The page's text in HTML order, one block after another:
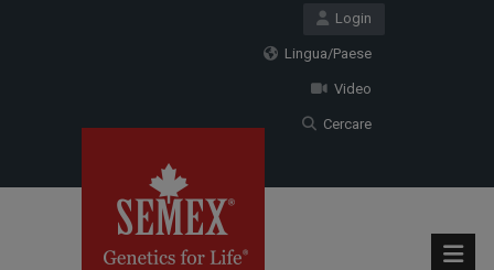
Login
Lingua/Paese
Video
Cercare